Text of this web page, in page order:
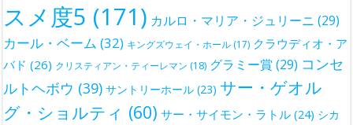
スメ度5 (171) カルロ・マリア・ジュリーニ (29)
カール・ベーム (32) キングズウェイ・ホール (17) クラウディオ・ア
バド (26) クリスティアン・ティーレマン (18) グラミー賞 (29) コンセ
ルトヘボウ (39) サントリーホール (23) サー・ゲオル
グ・ショルティ (60) サー・サイモン・ラトル (24) シカ